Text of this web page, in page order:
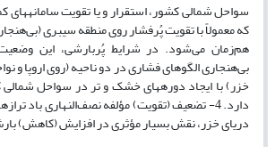
سواحل شمالی کشور، استقرار و یا تقویت
که معمولاً با تقویت پُرفشار روی منطقه سیبری
بی‌هنجاری الگوهای فشاری در دو ناحیه (روی اروپا و
خزر) با ایجاد دوره‏های خشک و تر در سواحل شمالی
دارد. 4- تضعیف (تقویت) مؤلفه نصف‌‌النهاری باد
دریای خزر، نقش بسیار مؤثری در افزایش (کاهش)